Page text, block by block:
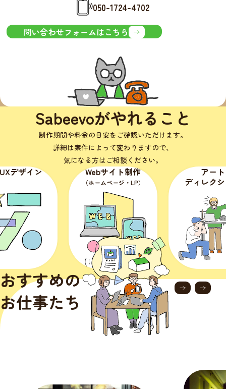
050-1724-4702
問い合わせフォームはこちら
Sabeevoがやれること
制作期間や料金の目安をご確認いただけます。
詳細は案件によって変わりますので、
気になる方はご相談ください。
デザイン Webサイト制作
（ホームページ・LP）
アート
ディレク
おすすめの
お仕事たち